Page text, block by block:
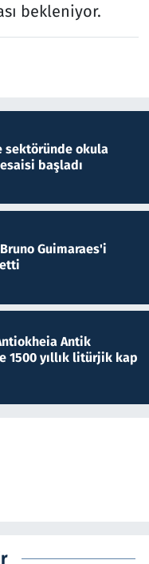
bekleniyor.
sektöründe okula
başladı
Guimaraes'i
Antik
1500 yıllık litürjik kap